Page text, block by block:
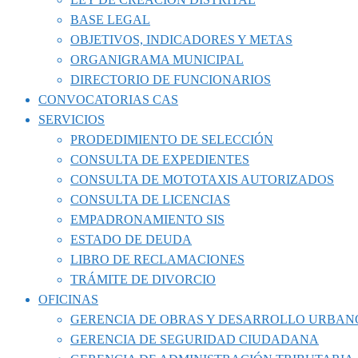
BASE LEGAL
OBJETIVOS, INDICADORES Y METAS
ORGANIGRAMA MUNICIPAL
DIRECTORIO DE FUNCIONARIOS
CONVOCATORIAS CAS
SERVICIOS
PRODEDIMIENTO DE SELECCIÓN
CONSULTA DE EXPEDIENTES
CONSULTA DE MOTOTAXIS AUTORIZADOS
CONSULTA DE LICENCIAS
EMPADRONAMIENTO SIS
ESTADO DE DEUDA
LIBRO DE RECLAMACIONES
TRÁMITE DE DIVORCIO
OFICINAS
GERENCIA DE OBRAS Y DESARROLLO
GERENCIA DE SEGURIDAD CIUDADANA